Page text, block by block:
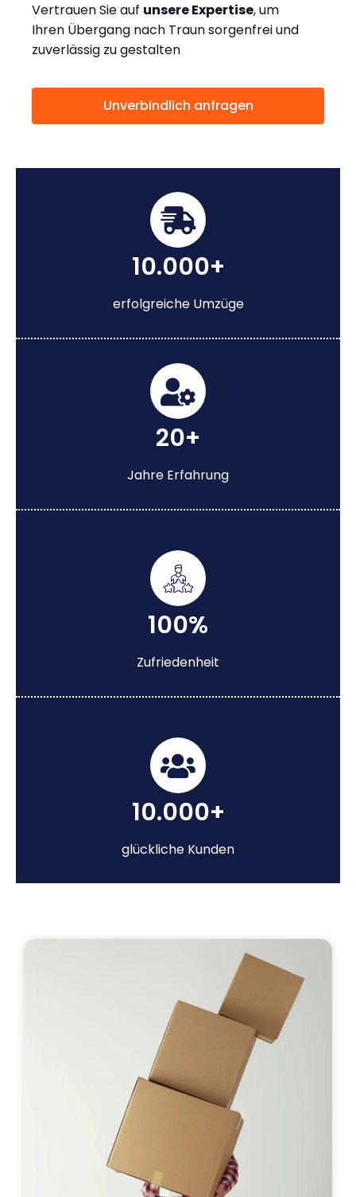
Vertrauen Sie auf unsere Expertise, um
Ihren Übergang nach Traun sorgenfrei und
zuverlässig zu gestalten
Unverbindlich anfragen
10.000+
erfolgreiche Umzüge
20+
Jahre Erfahrung
100%
Zufriedenheit
10.000+
glückliche Kunden